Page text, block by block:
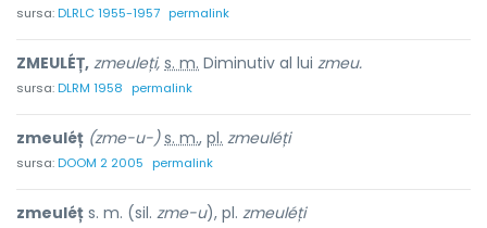
sursa:DLRLC 1955-1957 permalink
ZMEULÉȚ, zmeuleți, s. m. Diminutiv al lui zmeu.
sursa:DLRM 1958 permalink
zmeuléț (zme-u-) s. m., pl. zmeuléți
sursa:DOOM 2 2005 permalink
zmeuléț s. m. (sil. zme-u), pl. zmeuléți